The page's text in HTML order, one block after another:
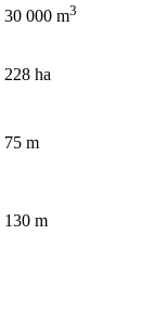
30 000 m3
228 ha
75 m
130 m